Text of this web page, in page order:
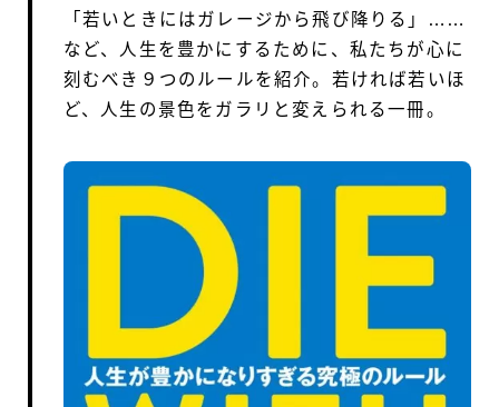
「若いときにはガレージから飛び降りる」……
など、人生を豊かにするために、私たちが心に
刻むべき９つのルールを紹介。若ければ若いほ
ど、人生の景色をガラリと変えられる一冊。